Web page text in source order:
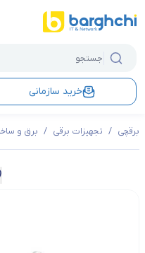
خرید سازمانی
برقچی / تجهیزات برقی / برق و